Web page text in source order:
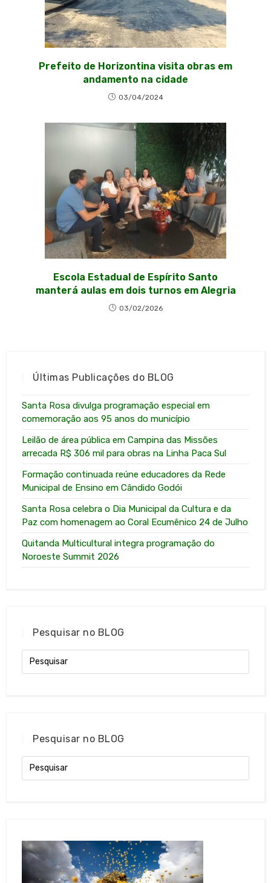
Prefeito de Horizontina visita obras em
andamento na cidade
03/04/2024
Escola Estadual de Espírito Santo
manterá aulas em dois turnos em Alegria
03/02/2026
Últimas Publicações do BLOG
Santa Rosa divulga programação especial em
comemoração aos 95 anos do município
Leilão de área pública em Campina das Missões
arrecada R$ 306 mil para obras na Linha Paca Sul
Formação continuada reúne educadores da Rede
Municipal de Ensino em Cândido Godói
Santa Rosa celebra o Dia Municipal da Cultura e da
Paz com homenagem ao Coral Ecumênico 24 de Julho
Quitanda Multicultural integra programação do
Noroeste Summit 2026
Pesquisar no BLOG
Pesquisar no BLOG